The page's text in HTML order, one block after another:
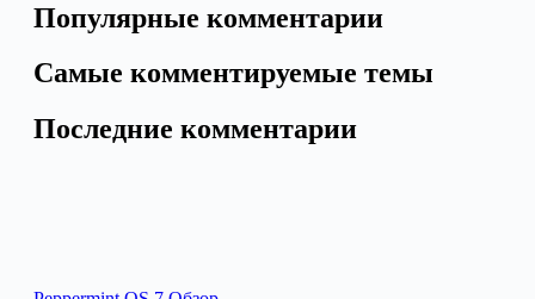
Популярные комментарии
Самые комментируемые темы
Последние комментарии